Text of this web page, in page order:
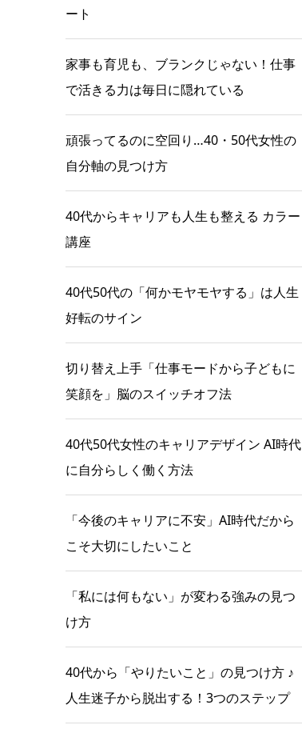
ート
家事も育児も、ブランクじゃない！仕事
で活きる力は毎日に隠れている
頑張ってるのに空回り…40・50代女性の
自分軸の見つけ方
40代からキャリアも人生も整える カラー
講座
40代50代の「何かモヤモヤする」は人生
好転のサイン
切り替え上手「仕事モードから子どもに
笑顔を」脳のスイッチオフ法
40代50代女性のキャリアデザイン AI時代
に自分らしく働く方法
「今後のキャリアに不安」AI時代だから
こそ大切にしたいこと
「私には何もない」が変わる強みの見つ
け方
40代から「やりたいこと」の見つけ方 ♪
人生迷子から脱出する！3つのステップ